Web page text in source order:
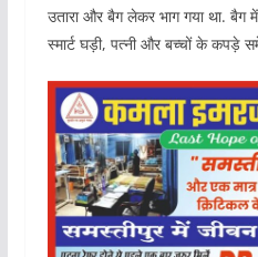
उतारा और बैग लेकर भाग गया था.
स्मार्ट घड़ी, पत्नी और बच्चों के कपड़े